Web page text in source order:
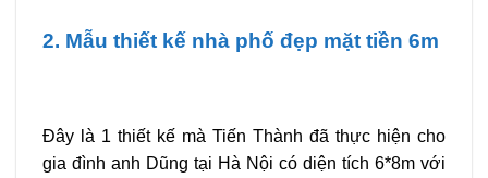
2. Mẫu thiết kế nhà phố đẹp mặt tiền 6m
Đây là 1 thiết kế mà Tiến Thành đã thực hiện cho
gia đình anh Dũng tại Hà Nội có diện tích 6*8m với